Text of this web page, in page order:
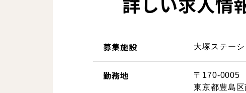
募集施設 大塚ステーシ
勤務地
〒170-0005
東京都豊島